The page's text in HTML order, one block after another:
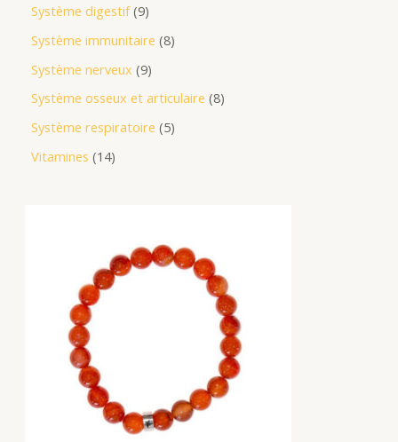
Système digestif 9
Système immunitaire 8
Système nerveux 9
Système osseux et articulaire 8
Système respiratoire 5
Vitamines 14